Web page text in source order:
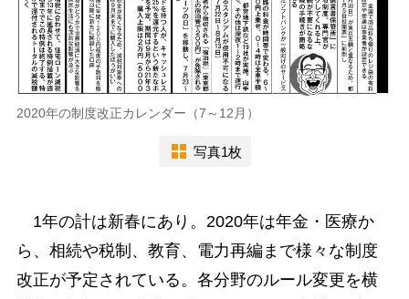
2020年の制度改正カレンダー（7～12月）
写真1枚
1年の計は新春にあり。2020年は年金・医療か
ら、相続や税制、教育、電力再編まで様々な制度
改正が予定されている。各分野のルール変更を横